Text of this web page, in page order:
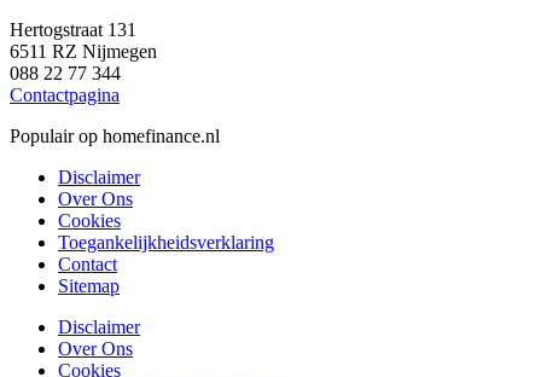
Hertogstraat 131
6511 RZ Nijmegen
088 22 77 344
Contactpagina
Populair op homefinance.nl
Disclaimer
Over Ons
Cookies
Toegankelijkheidsverklaring
Contact
Sitemap
Disclaimer
Over Ons
Cookies